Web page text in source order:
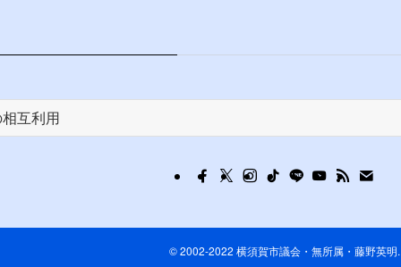
©2002-2022 横須賀市議会・無所属・藤野英明.